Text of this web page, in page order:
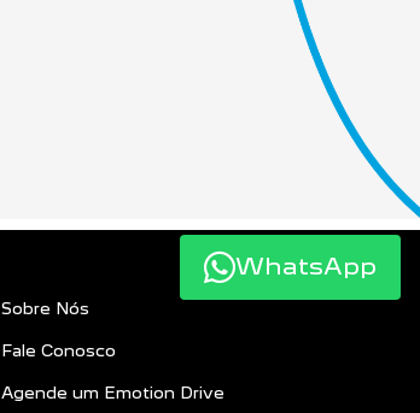
Sobre Nós
Fale Conosco
Agende um Emotion Drive
WhatsApp